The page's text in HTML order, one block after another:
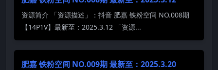
资源简介 「资源描述」：抖音 肥嘉 铁粉空间 NO.008期
【14P1V】最新至：2025.3.12 「资源...
肥嘉 铁粉空间 NO.009期 最新至：2025.3.20